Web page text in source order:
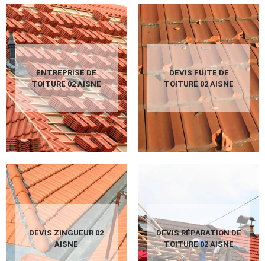
ENTREPRISE DE
TOITURE 02 AISNE
DEVIS FUITE DE
TOITURE 02 AISNE
DEVIS ZINGUEUR 02
AISNE
DEVIS RÉPARATION DE
TOITURE 02 AISNE